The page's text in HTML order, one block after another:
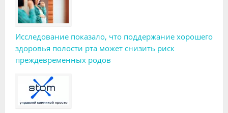
Исследование показало, что поддержание хорошего
здоровья полости рта может снизить риск
преждевременных родов